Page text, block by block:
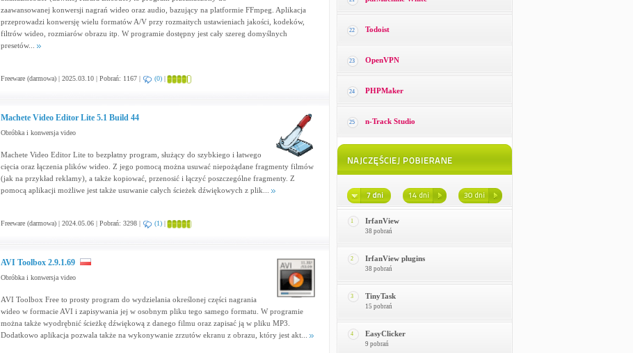
zaawansowanej konwersji nagrań wideo oraz audio, bazujący na platformie FFmpeg. Aplikacja
przeprowadzi konwersję wielu formatów A/V przy rozmaitych ustawieniach jakości, kodeków,
filtrów wideo, rozmiarów obrazu itp. W programie dostępny jest cały szereg domyślnych
presetów...
Freeware (darmowa) | 2025.03.10 | Pobrań: 1167 | (0)|
Machete Video Editor Lite 5.1 Build 44
Obróbka i konwersja video
Machete Video Editor Lite to bezpłatny program, służący do szybkiego i łatwego
cięcia oraz łączenia plików wideo. Z jego pomocą można usuwać niepożądane fragmenty filmów
(jak na przykład reklamy), a także kopiować, przenosić i łączyć poszczególne fragmenty. Z
pomocą aplikacji możliwe jest także usuwanie całych ścieżek dźwiękowych z plik...
Freeware (darmowa) | 2024.05.06 | Pobrań: 3298 | (1)|
AVI Toolbox 2.9.1.69
Obróbka i konwersja video
AVI Toolbox Free to prosty program do wydzielania określonej części nagrania
wideo w formacie AVI i zapisywania jej w osobnym pliku tego samego formatu. W programie
można także wyodrębnić ścieżkę dźwiękową z danego filmu oraz zapisać ją w pliku MP3.
Dodatkowo aplikacja pozwala także na wykonywanie zrzutów ekranu z obrazu, który jest akt...
22 Todoist
23 OpenVPN
24 PHPMaker
25 n-Track Studio
1 IrfanView
38 pobrań
2 IrfanView plugins
38 pobrań
3 TinyTask
15 pobrań
4 EasyClicker
9 pobrań